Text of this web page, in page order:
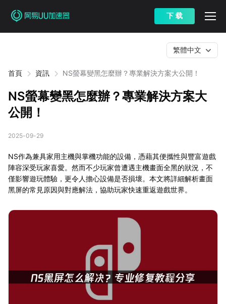
下 载
首頁 資訊 NS螢幕變黑怎麼辦？專業解決方案大公開！
繁體中文
NS螢幕變黑怎麼辦？專業解決方案大
公開！
2025-09-29
NS作為兼具家用主機與掌機功能的設備，憑藉其便攜性與豐富遊戲
陣容深受玩家喜愛。然而不少玩家曾遭遇主機畫面全黑的狀況，不
僅影響遊玩體驗，更令人擔心設備是否損壞。本文將詳細解析畫面
黑屏的常見原因與對應解法，協助玩家快速重返遊戲世界。